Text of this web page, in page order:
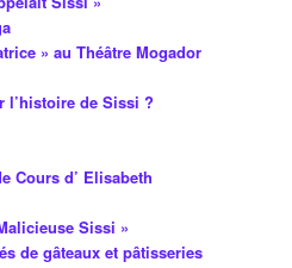
» au Théâtre Mogador
l’histoire de Sissi ?
Cours d’ Elisabeth
Sissi »
de gâteaux et pâtisseries